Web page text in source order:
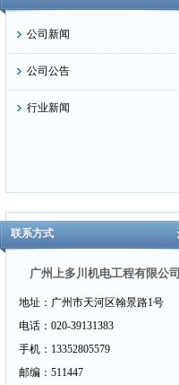
公司新闻
公司公告
行业新闻
联系方式
广州上多川机电工程有限公司
地址： 广州市天河区翰景路1号
电话： 020-39131383
手机： 13352805579
邮编： 511447